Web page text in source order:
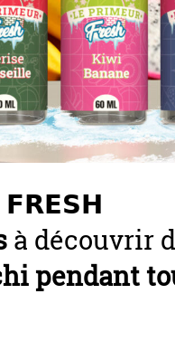
𝗙𝗥𝗘𝗦𝗛
à découvrir
pendant